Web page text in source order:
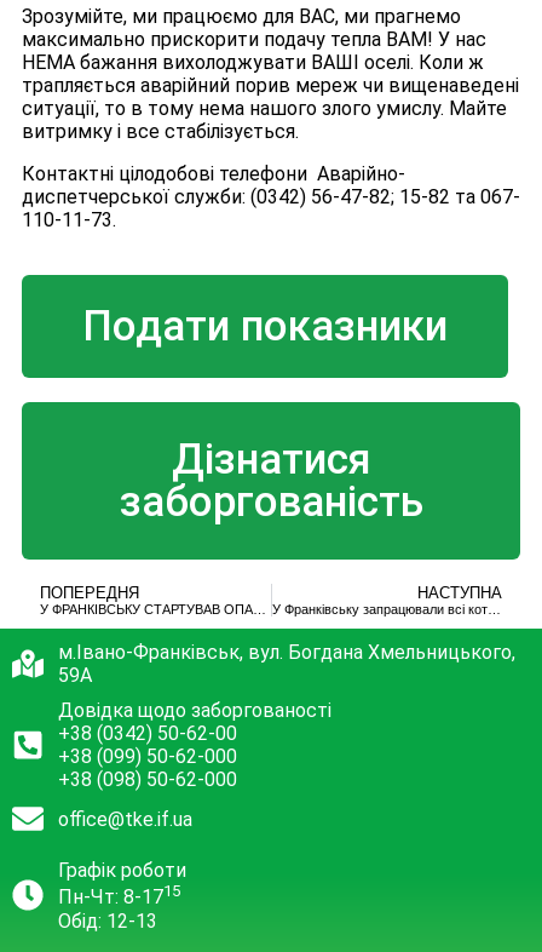
Зрозумійте, ми працюємо для ВАС, ми прагнемо
максимально прискорити подачу тепла ВАМ! У нас
НЕМА бажання вихолоджувати ВАШІ оселі. Коли ж
трапляється аварійний порив мереж чи вищенаведені
ситуації, то в тому нема нашого злого умислу. Майте
витримку і все стабілізується.
Контактні цілодобові телефони Аварійно-
диспетчерської служби: (0342) 56-47-82; 15-82 та 067-
110-11-73.
Подати показники
Дізнатися
заборгованість
ПОПЕРЕДНЯ НАСТУПНА
У Франківську запрацювали всі котельні, але тепло є не всюди
м.Івано-Франківськ, вул. Богдана Хмельницького,
59А
Довідка щодо заборгованості
+38 (0342) 50-62-00
+38 (099) 50-62-000
+38 (098) 50-62-000
office@tke.if.ua
Графік роботи
Пн-Чт: 8-1715
Обід: 12-13